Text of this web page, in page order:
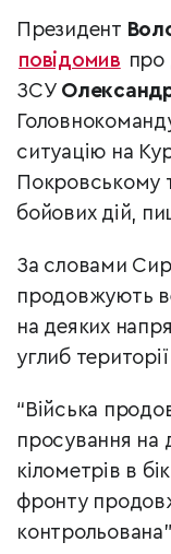
Президент
повідомив про
ЗСУ
ситуацію на
Покровському
бойових дій,
За словами
продовжують
на деяких
углиб
“Війська
просування на
кілометрів в
фронту